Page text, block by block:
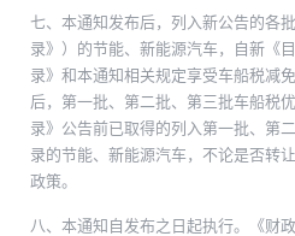
七、本通知发布后，列入新公告的各
录》）的节能、新能源汽车，自新《
录》和本通知相关规定享受车船税减
后，第一批、第二批、第三批车船税
录》公告前已取得的列入第一批、第
录的节能、新能源汽车，不论是否转
政策。
八、本通知自发布之日起执行。《财